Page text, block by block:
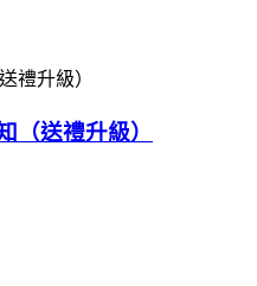
（送禮升級）